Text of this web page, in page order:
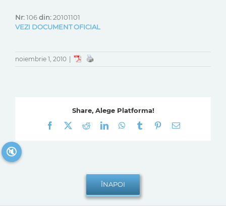
Nr:106din:20101101
VEZI DOCUMENT OFICIAL
noiembrie 1, 2010
Share, Alege Platforma!
Facebook
RedditLinkedInWhatsApp
Tumblr Pinterest
E-
🔇